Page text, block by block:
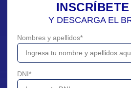
Y DESCARGA EL
Nombres y apellidos*
DNI*